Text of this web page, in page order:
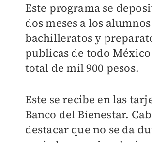
Este programa se
dos meses a los
bachilleratos y
publicas de todo
total de mil 900 pesos.
Este se recibe en las
Banco del Bienestar.
destacar que no se da